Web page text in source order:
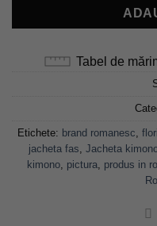
Tabel de
Etichete: brand romanesc
jacheta fas Jacheta
kimono, pictura produs in